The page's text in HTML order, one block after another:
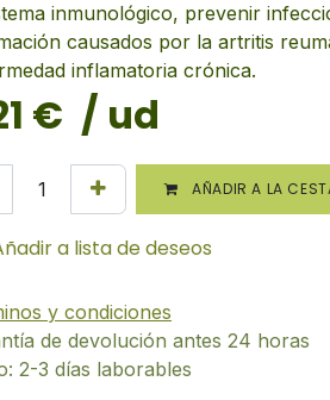
inmunológico, prevenir
causados por la artritis
inflamatoria crónica.
€ / ud
AÑADIR A LA
a lista de deseos
y condiciones
de devolución antes 24 horas
2-3 días laborables